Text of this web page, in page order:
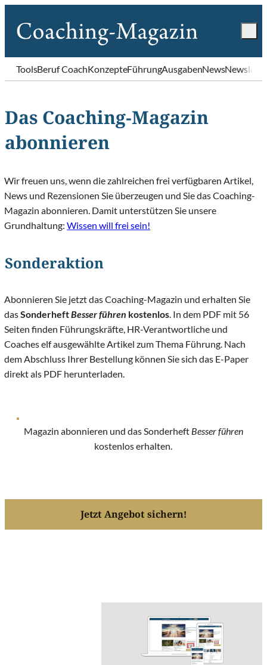
ToolsBeruf CoachKonzepteFührungAusgabenNews
Das Coaching-Magazin
abonnieren
Wir freuen uns, wenn die zahlreichen frei verfügbaren Artikel,
News und Rezensionen Sie überzeugen und Sie das Coaching-
Magazin abonnieren. Damit unterstützen Sie unsere
Grundhaltung:Wissen will frei sein!
Sonderaktion
Abonnieren Sie jetzt das Coaching-Magazin und erhalten Sie
dasSonderheftBesser führen kostenlos . In dem PDF mit 56
Seiten finden Führungskräfte, HR-Verantwortliche und
Coaches elf ausgewählte Artikel zum Thema Führung. Nach
dem Abschluss Ihrer Bestellung können Sie sich das E-Paper
direkt als PDF herunterladen.
Magazin abonnieren und das Sonderheft Besser führen
kostenlos erhalten.
Jetzt Angebot sichern!